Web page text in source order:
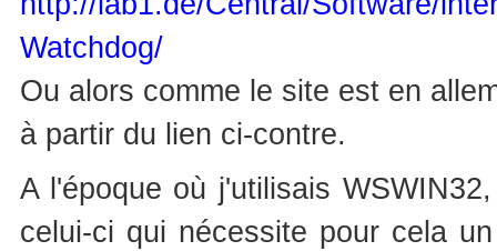
Watchdog/
Ou alors comme le site est en
à partir du lien ci-contre.
A l'époque où j'utilisais
celui-ci qui nécessite pour cela